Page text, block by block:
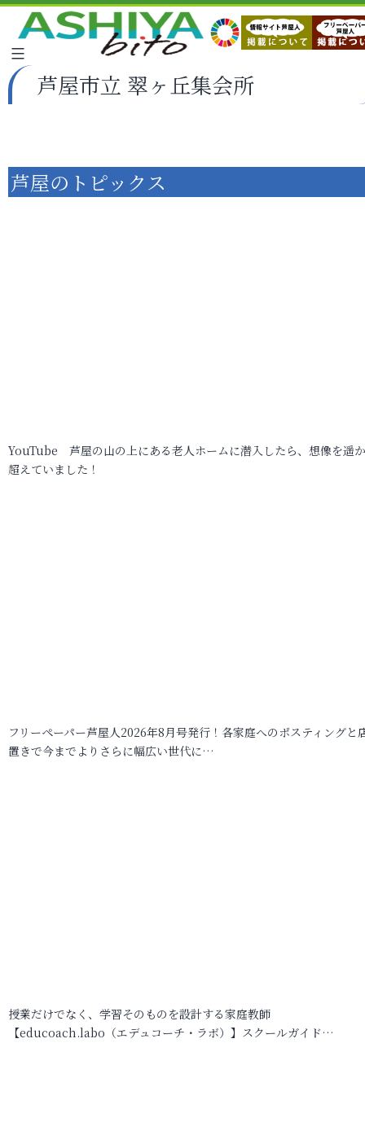
芦屋市立 翠ヶ丘集会所
芦屋のトピックス
YouTube 芦屋の山の上にある老人ホームに潜入したら、想像を遥
超えていました！
フリーペーパー芦屋人2026年8月号発行！各家庭へのポスティングと
置きで今までよりさらに幅広い世代に…
授業だけでなく、学習そのものを設計する家庭教師
【educoach.labo（エデュコーチ・ラボ）】スクールガイド…